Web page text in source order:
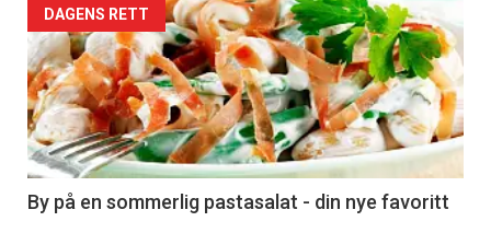
Forsiden
akkurat
nå
-
5
DAGENS RETT
By på en sommerlig pastasalat - din nye favoritt